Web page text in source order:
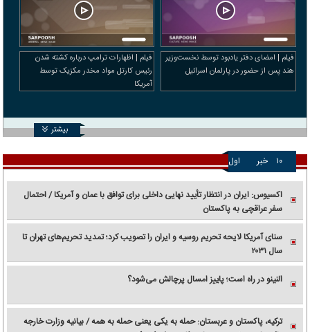
فیلم | امضای دفتر یادبود توسط نخست‌وزیر
هند پس از حضور در پارلمان اسرائیل
فیلم | اظهارات ترامپ درباره کشته شدن
رئیس کارتل مواد مخدر مکزیک توسط
آمریکا
بیشتر
۱۰ خبر اول
اکسیوس: ایران در انتظار تأیید نهایی داخلی برای توافق با عمان و آمریکا / احتمال
سفر عراقچی به پاکستان
سنای آمریکا لایحه تحریم روسیه و ایران را تصویب کرد؛ تمدید تحریم‌های تهران تا
سال ۲۰۳۱
النینو در راه است؛ پاییز امسال پرچالش می‌شود؟
ترکیه، پاکستان و عربستان: حمله به یکی یعنی حمله به همه / بیانیه وزارت خارجه